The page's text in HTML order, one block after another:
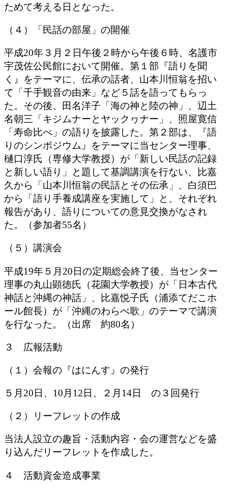
ためて考える日となった。
（４）「民話の部屋」の開催
平成20年３月２日午後２時から午後６時、名護市
宇茂佐公民館において開催。第１部『語りを聞
く』をテーマに、伝承の話者、山本川恒翁を招い
て「千手観音の由来」など５話を語ってもらっ
た。その後、田名洋子「海の神と陸の神」、辺土
名朝三「キジムナーとヤックヮナー」、照屋寛信
「寿命比べ」の語りを披露した。第２部は、『語
りのシンポジウム』をテーマに当センター理事、
樋口淳氏（専修大学教授）が「新しい民話の記録
と新しい語り」と題して基調講演を行ない、比嘉
久から「山本川恒翁の民話とその伝承」、白須巴
から「語り手養成講座を実施して」と、それぞれ
報告があり、語りについての意見交換がなされ
た。（参加者55名）
（５）講演会
平成19年５月20日の定期総会終了後、当センター
理事の丸山顕徳氏（花園大学教授）が「日本古代
神話と沖縄の神話」、比嘉悦子氏（浦添てだこホ
ール館長）が「沖縄のわらべ歌」のテーマで講演
を行なった。（出席 約80名）
３ 広報活動
（１）会報の『はにんす』の発行
５月20日、10月12日、２月14日 の３回発行
（２）リーフレットの作成
当法人設立の趣旨・活動内容・会の運営などを盛
り込んだリーフレットを作成した。
４ 活動資金造成事業